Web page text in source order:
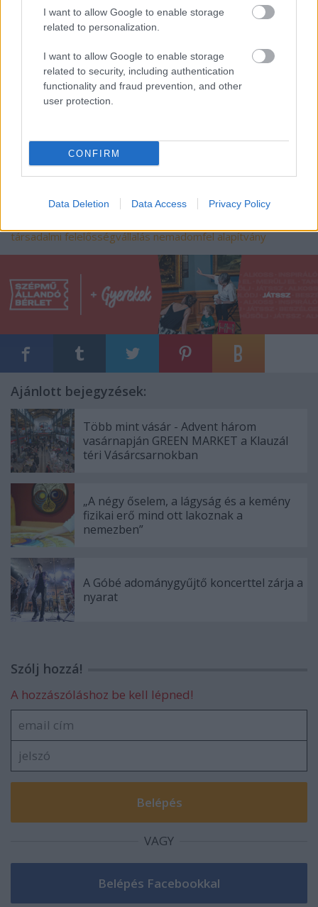
I want to allow Google to enable storage
related to personalization.
I want to allow Google to enable storage
related to security, including authentication
functionality and fraud prevention, and other
user protection.
CONFIRM
Data Deletion Data Access Privacy Policy
A Sziget után most nemcsak a fesztiválozók, hanem
mindannyian gazdagabbak lehetünk egy fontos
felismeréssel: az élet értéke nem a korlátokban,
hanem a szándékban rejlik. És ha valamit
megtanulhatunk Fecótól, akkor az ez:
társadalmi felelősségvállalás nemadomfel alapítvány
Ajánlott bejegyzések:
Több mint vásár - Advent három
vasárnapján GREEN MARKET a Klauzál
téri Vásárcsarnokban
„A négy őselem, a lágyság és a kemény
fizikai erő mind ott lakoznak a
nemezben”
A Góbé adománygyűjtő koncerttel zárja a
nyarat
Szólj hozzá!
A hozzászóláshoz be kell lépned!
VAGY